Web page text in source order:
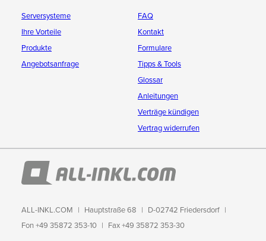
Serversysteme
Ihre Vorteile
Produkte
Angebotsanfrage
FAQ
Kontakt
Formulare
Tipps & Tools
Glossar
Anleitungen
Verträge kündigen
Vertrag widerrufen
ALL-INKL.COM Hauptstraße 68
D-02742 Friedersdorf
Fon +49 35872 353-10
Fax +49 35872 353-30